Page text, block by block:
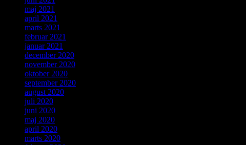
maj 2021
april 2021
marts 2021
februar 2021
januar 2021
december 2020
november 2020
oktober 2020
september 2020
august 2020
juli 2020
juni 2020
maj 2020
april 2020
marts 2020